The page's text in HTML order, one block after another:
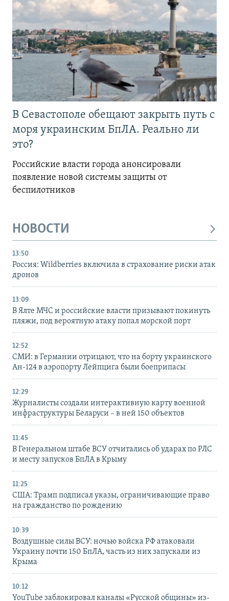
В Севастополе обещают закрыть путь с
моря украинским БпЛА. Реально ли
это?
Российские власти города анонсировали
появление новой системы защиты от
беспилотников
НОВОСТИ
13:50
Россия: Wildberries включила в страхование риски атак
дронов
13:09
В Ялте МЧС и российские власти призывают покинуть
пляжи, под вероятную атаку попал морской порт
12:52
СМИ: в Германии отрицают, что на борту украинского
Ан-124 в аэропорту Лейпцига были боеприпасы
12:29
Журналисты создали интерактивную карту военной
инфраструктуры Беларуси – в ней 150 объектов
11:45
В Генеральном штабе ВСУ отчитались об ударах по РЛС
и месту запусков БпЛА в Крыму
11:25
США: Трамп подписал указы, ограничивающие право
на гражданство по рождению
10:39
Воздушные силы ВСУ: ночью войска РФ атаковали
Украину почти 150 БпЛА, часть из них запускали из
Крыма
10:12
YouTube заблокировал каналы «Русской общины» из-